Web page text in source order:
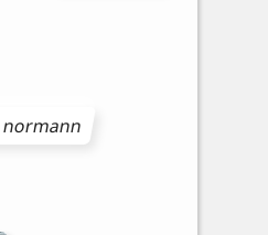
normann